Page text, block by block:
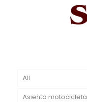
All
Asiento motocicleta